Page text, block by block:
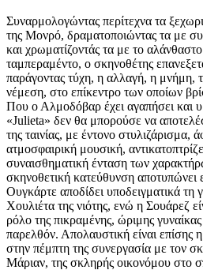
Συναρμολογώντας περίτεχνα τα
της Μονρό, δραματοποιώντας τα με
και χρωματίζοντάς τα με το
ταμπεραμέντο, ο σκηνοθέτης
παράγοντας τύχη, η αλλαγή, η μνήμη,
νέμεση, στο επίκεντρο των οποίων
Που ο Αλμοδόβαρ έχει αγαπήσει και
«Julieta» δεν θα μπορούσε να
της ταινίας, με έντονο στυλιζάρισμα,
ατμοσφαιρική μουσική,
συναισθηματική ένταση των
σκηνοθετική κατεύθυνση αποτυπώνει
Ουγκάρτε αποδίδει υποδειγματικά τη
Χουλιέτα της νιότης, ενώ η Σουάρεζ
ρόλο της πικραμένης, ώριμης
παρελθόν. Απολαυστική είναι επίσης
στην πέμπτη της συνεργασία με τον
Μάριαν, της σκληρής οικονόμου στο